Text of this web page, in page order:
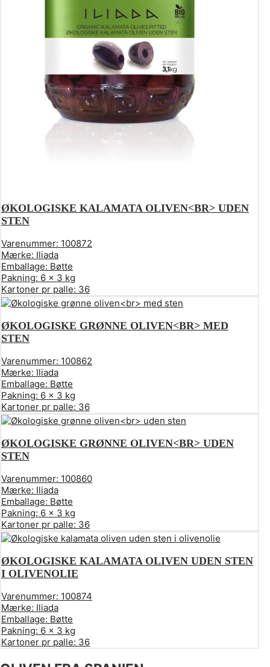
ØKOLOGISKE KALAMATA OLIVEN<BR> UDEN
STEN
Varenummer: 100872
Mærke: Iliada
Emballage: Bøtte
Pakning: 6 x 3 kg
Kartoner pr palle: 36
ØKOLOGISKE GRØNNE OLIVEN<BR> MED
STEN
Varenummer: 100862
Mærke: Iliada
Emballage: Bøtte
Pakning: 6 x 3 kg
Kartoner pr palle: 36
ØKOLOGISKE GRØNNE OLIVEN<BR> UDEN
STEN
Varenummer: 100860
Mærke: Iliada
Emballage: Bøtte
Pakning: 6 x 3 kg
Kartoner pr palle: 36
ØKOLOGISKE KALAMATA OLIVEN UDEN STEN
I OLIVENOLIE
Varenummer: 100874
Mærke: Iliada
Emballage: Bøtte
Pakning: 6 x 3 kg
Kartoner pr palle: 36